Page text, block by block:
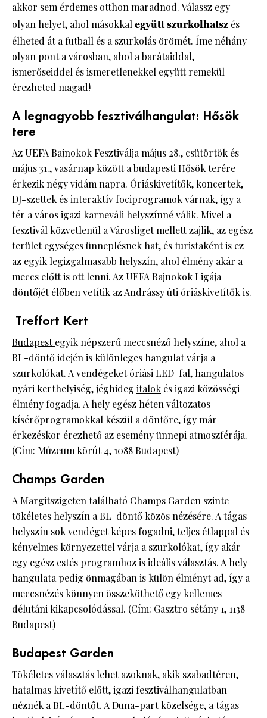
akkor sem érdemes otthon maradnod. Válassz egy
olyan helyet, ahol másokkalegyütt szurkolhatsz és
élheted át a futball és a szurkolás örömét. Íme néhány
olyan pont a városban, ahol a barátaiddal,
ismerőseiddel és ismeretlenekkel együtt remekül
érezheted magad!
A legnagyobb fesztiválhangulat: Hősök
tere
Az UEFA Bajnokok Fesztiválja május 28., csütörtök és
május 31., vasárnap között a budapesti Hősök terére
érkezik négy vidám napra. Óriáskivetítők, koncertek,
DJ-szettek és interaktív fociprogramok várnak, így a
tér a város igazi karneváli helyszínné válik. Mivel a
fesztivál közvetlenül a Városliget mellett zajlik, az egész
terület egységes ünneplésnek hat, és turistaként is ez
az egyik legizgalmasabb helyszín, ahol élmény akár a
meccs előtt is ott lenni. Az UEFA Bajnokok Ligája
döntőjét élőben vetítik az Andrássy úti óriáskivetítők is.
Treffort Kert
Budapestegyik népszerű meccsnéző helyszíne, ahol a
BL-döntő idején is különleges hangulat várja a
szurkolókat. A vendégeket óriási LED-fal, hangulatos
nyári kerthelyiség, jéghideg italok és igazi közösségi
élmény fogadja. A hely egész héten változatos
kísérőprogramokkal készül a döntőre, így már
érkezéskor érezhető az esemény ünnepi atmoszférája.
(Cím: Múzeum körút 4, 1088 Budapest)
Champs Garden
A Margitszigeten található Champs Garden szinte
tökéletes helyszín a BL-döntő közös nézésére. A tágas
helyszín sok vendéget képes fogadni, teljes étlappal és
kényelmes környezettel várja a szurkolókat, így akár
egy egész estés programhozis ideális választás. A hely
hangulata pedig önmagában is külön élményt ad, így a
meccsnézés könnyen összeköthető egy kellemes
délutáni kikapcsolódással. (Cím: Gasztro sétány 1, 1138
Budapest)
Budapest Garden
Tökéletes választás lehet azoknak, akik szabadtéren,
hatalmas kivetítő előtt, igazi fesztiválhangulatban
néznék a BL-döntőt. A Duna-part közelsége, a tágas